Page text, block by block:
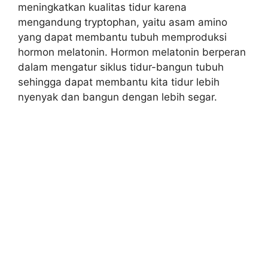
meningkatkan kualitas tidur karena
mengandung tryptophan, yaitu asam amino
yang dapat membantu tubuh memproduksi
hormon melatonin. Hormon melatonin berperan
dalam mengatur siklus tidur-bangun tubuh
sehingga dapat membantu kita tidur lebih
nyenyak dan bangun dengan lebih segar.